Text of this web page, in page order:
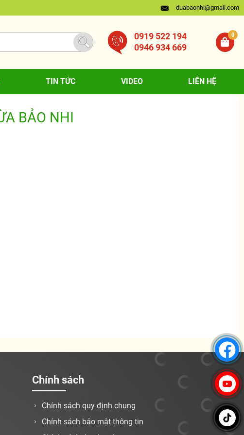
duabaonhi@gmail.com
0919 522 194
0946 934 669
0
TIN TỨC VIDEO LIÊN HỆ
BẢO NHI
Chính sách
Chính sách quy định chung
Chính sách bảo mật thông tin